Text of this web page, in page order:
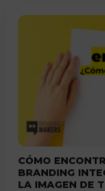
CÓMO
BRANDING
LA IMAGEN DE